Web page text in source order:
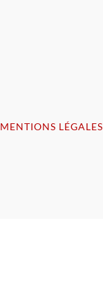
MENTIONS LÉGALES